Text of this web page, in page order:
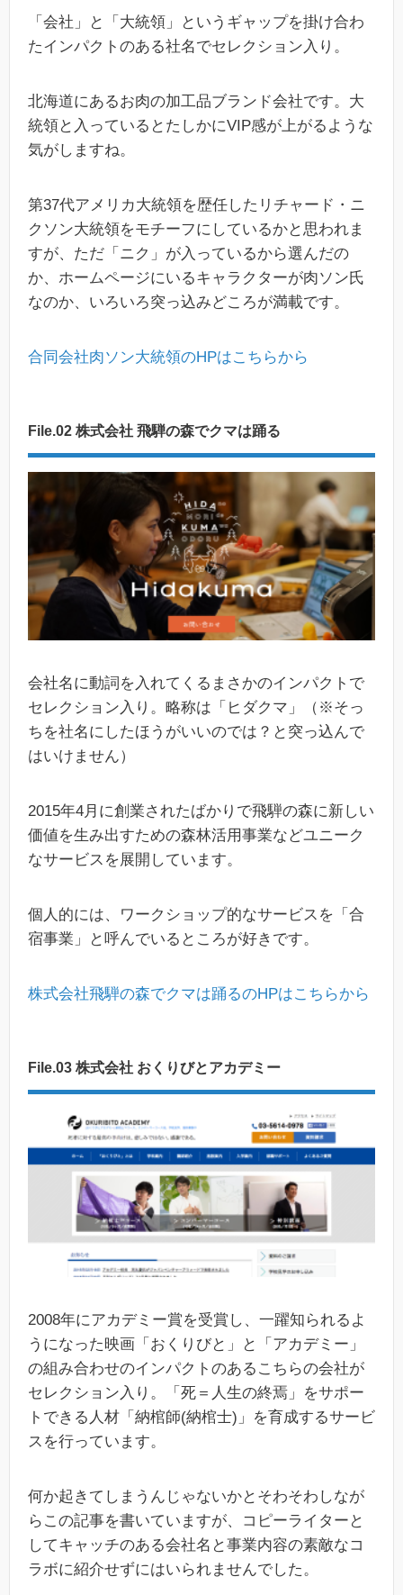
「会社」と「大統領」というギャップを掛け合わ
たインパクトのある社名でセレクション入り。
北海道にあるお肉の加工品ブランド会社です。大
統領と入っているとたしかにVIP感が上がるような
気がしますね。
第37代アメリカ大統領を歴任したリチャード・ニ
クソン大統領をモチーフにしているかと思われま
すが、ただ「ニク」が入っているから選んだの
か、ホームページにいるキャラクターが肉ソン氏
なのか、いろいろ突っ込みどころが満載です。
合同会社肉ソン大統領のHPはこちらから
File.02 株式会社 飛騨の森でクマは踊る
会社名に動詞を入れてくるまさかのインパクトで
セレクション入り。略称は「ヒダクマ」（※そっ
ちを社名にしたほうがいいのでは？と突っ込んで
はいけません）
2015年4月に創業されたばかりで飛騨の森に新しい
価値を生み出すための森林活用事業などユニーク
なサービスを展開しています。
個人的には、ワークショップ的なサービスを「合
宿事業」と呼んでいるところが好きです。
株式会社飛騨の森でクマは踊るのHPはこちらから
File.03 株式会社 おくりびとアカデミー
2008年にアカデミー賞を受賞し、一躍知られるよ
うになった映画「おくりびと」と「アカデミー」
の組み合わせのインパクトのあるこちらの会社が
セレクション入り。「死＝人生の終焉」をサポー
トできる人材「納棺師(納棺士)」を育成するサービ
スを行っています。
何か起きてしまうんじゃないかとそわそわしなが
らこの記事を書いていますが、コピーライターと
してキャッチのある会社名と事業内容の素敵なコ
ラボに紹介せずにはいられませんでした。